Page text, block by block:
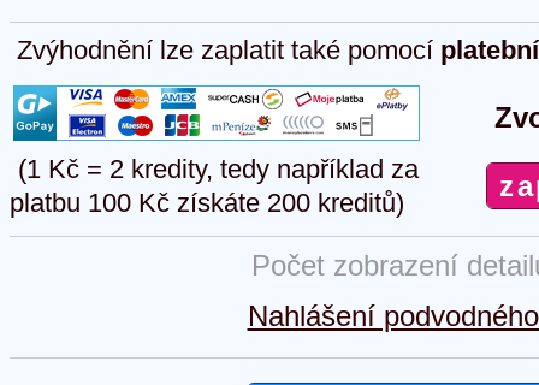
Zvýhodnění lze zaplatit také pomocí
(1 Kč = 2 kredity, tedy například za
platbu 100 Kč získáte 200 kreditů)
Počet zobrazení
Nahlášení